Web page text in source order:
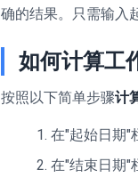
确的结果。只需输入
如何计算工
按照以下简单步骤计
在"起始日期"
在"结束日期"